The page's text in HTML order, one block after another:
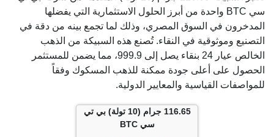
سي BTC واحدة من أبرز الحلول الاستثمارية التي يفضلها
المدخرون في السوق المصري، وذلك لما تجمع بينه من دقة في
التصنيع وموثوقية في النقاء. تُصنع هذه السبيكة من الذهب
الخالص عيار 24 بنقاء يصل إلى 999.9، مما يضمن للمستثمر
الحصول على أعلى جودة ممكنة للذهب المسكوك وفقاً
للمواصفات القياسية والمعايير الدولية.
116.65 جرام (10 تولة) بي تي
سي BTC